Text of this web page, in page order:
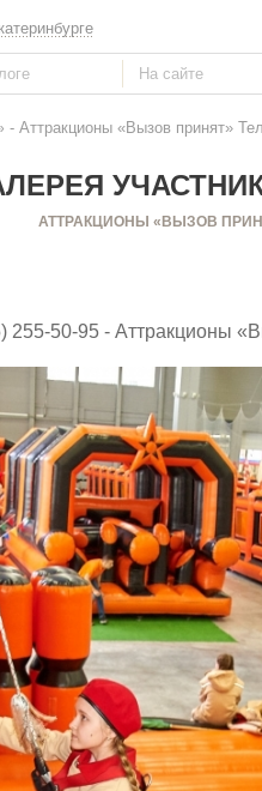
- Аттракционы «Вызов принят»
АТТРАКЦИОНЫ «ВЫЗОВ
50-95 - Аттракционы